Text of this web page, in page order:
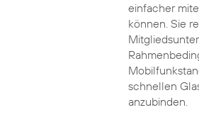
einfacher
können. Sie
schnellen
anzubinden.